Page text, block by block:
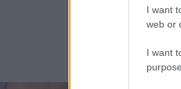
I want
web or
I want